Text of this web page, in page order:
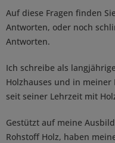
Auf diese Fragen finden
Antworten, oder noch
Antworten.
Ich schreibe als
Holzhauses und in meiner
seit seiner Lehrzeit mit
Gestützt auf meine
Rohstoff Holz, haben